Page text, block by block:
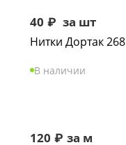
40 ₽ за шт
Нитки Дортак 268
В наличии
120 ₽ за м